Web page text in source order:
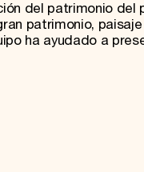
del patrimonio del
patrimonio,
ha ayudado a